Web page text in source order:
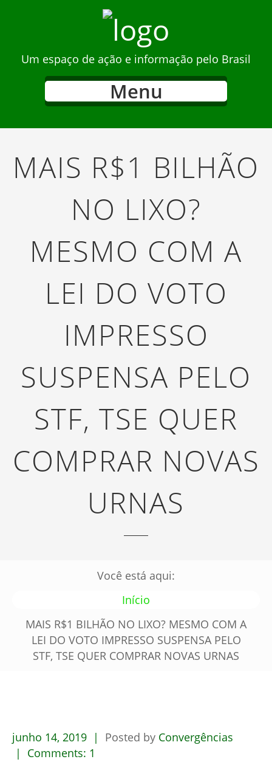
Um espaço de ação e informação pelo Brasil
Menu
MAIS R$1 BILHÃO
NO LIXO?
MESMO COM A
LEI DO VOTO
IMPRESSO
SUSPENSA PELO
STF, TSE QUER
COMPRAR NOVAS
URNAS
Você está aqui:
Início
MAIS R$1 BILHÃO NO LIXO? MESMO COM A
LEI DO VOTO IMPRESSO SUSPENSA PELO
STF, TSE QUER COMPRAR NOVAS URNAS
junho 14, 2019 Posted by Convergências
Comments: 1